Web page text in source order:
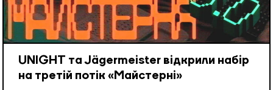
UNIGHT та Jägermeister відкрили набір
на третій потік «Майстерні»